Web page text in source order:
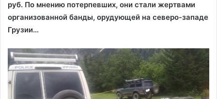
руб. По мнению потерпевших, они стали жертвами
организованной банды, орудующей на северо-западе
Грузии…